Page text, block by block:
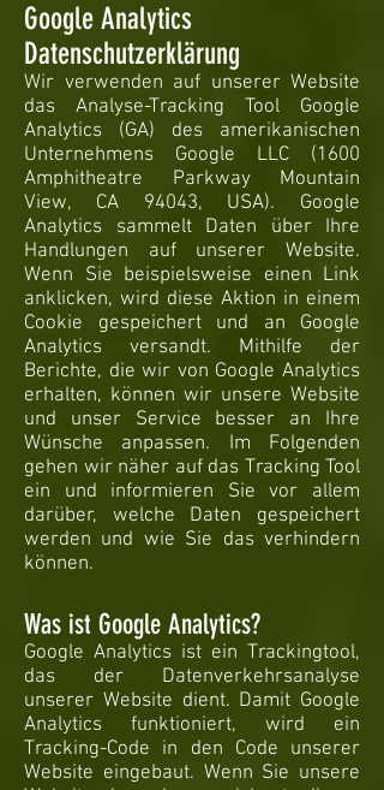
Google Analytics
Datenschutzerklärung
Wir verwenden auf unserer Website
das Analyse-Tracking Tool Google
Analytics (GA) des amerikanischen
Unternehmens Google LLC (1600
Amphitheatre Parkway Mountain
View, CA 94043, USA). Google
Analytics sammelt Daten über Ihre
Handlungen auf unserer Website.
Wenn Sie beispielsweise einen Link
anklicken, wird diese Aktion in einem
Cookie gespeichert und an Google
Analytics versandt. Mithilfe der
Berichte, die wir von Google Analytics
erhalten, können wir unsere Website
und unser Service besser an Ihre
Wünsche anpassen. Im Folgenden
gehen wir näher auf das Tracking Tool
ein und informieren Sie vor allem
darüber, welche Daten gespeichert
werden und wie Sie das verhindern
können.
Was ist Google Analytics?
Google Analytics ist ein Trackingtool,
das der Datenverkehrsanalyse
unserer Website dient. Damit Google
Analytics funktioniert, wird ein
Tracking-Code in den Code unserer
Website eingebaut. Wenn Sie unsere